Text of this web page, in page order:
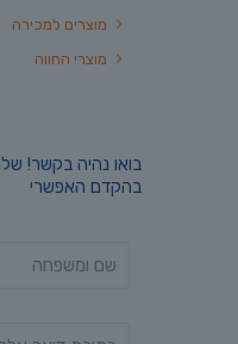
מוצרים למכירה
מוצרי החווה
בואו נהיה בקשר!
בהקדם האפשרי